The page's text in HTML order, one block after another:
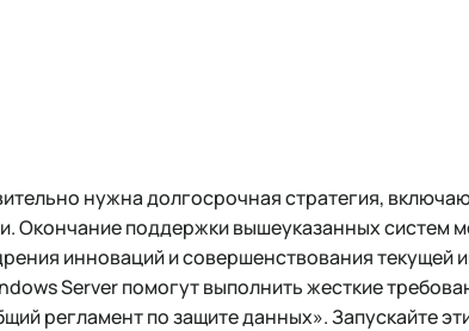
нужна долгосрочная стратегия,
Окончание поддержки вышеуказанных систем
инноваций и совершенствования текущей
Server помогут выполнить жесткие
регламент по защите данных». Запускайте